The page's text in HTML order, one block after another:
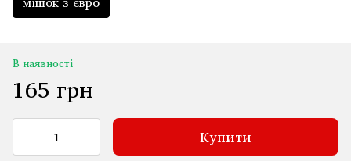
В наявності
165 грн
Купити